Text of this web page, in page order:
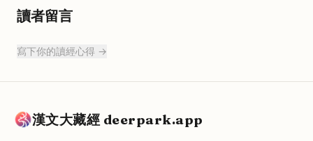
讀者留言
寫下你的讀經心得 →
漢文大藏經 deerpark.app